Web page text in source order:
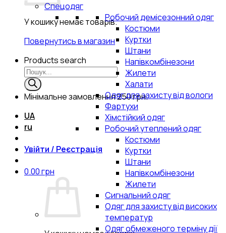
У кошику немає товарів.
Повернутись в магазин
Products search
Мінімальне замовлення250 грн.
UA
ru
Увійти / Реєстрація
0.00грн
Спецодяг
Робочий демісезонний одяг
Костюми
Куртки
Штани
Напівкомбінезони
Жилети
Халати
Одяг для захисту від вологи
Фартухи
Хімстійкий одяг
Робочий утеплений одяг
Костюми
Куртки
Штани
Напівкомбінезони
Жилети
Сигнальний одяг
Одяг для захисту від високих
температур
Одяг обмеженого терміну дії